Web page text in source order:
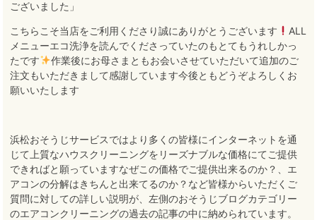
ございました」
こちらこそ当店をご利用くださり誠にありがとうございます
ALL
メニューエコ洗浄を読んでくださっていたのもとてもうれしかっ
たです
作業後にお母さまともお会いさせていただいて追加のご
注文もいただきまして感謝しています今後ともどうぞよろしくお
願いいたします
浜松おそうじサービスではより多くの皆様にインターネットを通
じて上質なハウスクリーニングをリーズナブルな価格にてご提供
できればと願っていますなぜこの価格でご提供出来るのか？、エ
アコンの分解はきちんと出来てるのか？など皆様からいただくご
質問に対しての詳しい説明が、左側のおそうじブログカテゴリー
のエアコンクリーニングの過去の記事の中に納められています。